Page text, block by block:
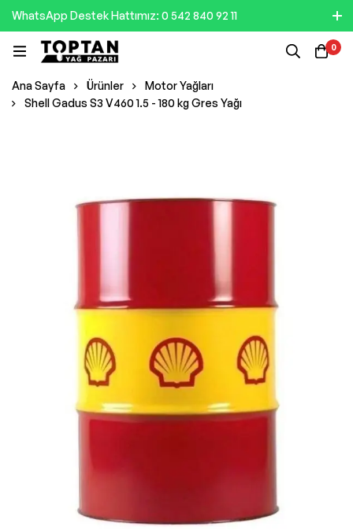
WhatsApp Destek Hattımız: 0 542 840 92 11
0
Ana Sayfa Ürünler
Motor Yağları
Shell Gadus S3 V460 1.5 - 180 kg Gres Yağı